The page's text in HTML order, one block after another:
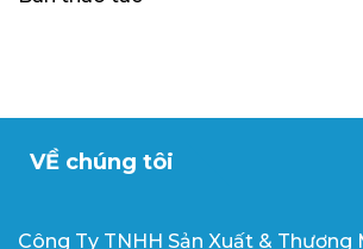
VỀ chúng tôi
Công Ty TNHH Sản Xuất & Thương